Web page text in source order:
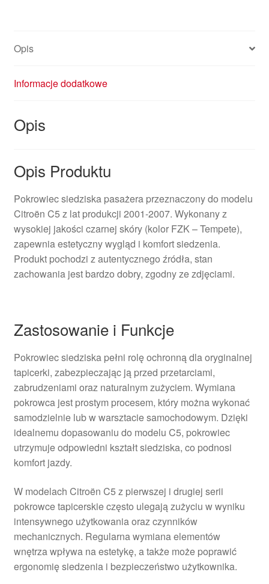
Opis
Informacje dodatkowe
Opis
Opis Produktu
Pokrowiec siedziska pasażera przeznaczony do modelu
Citroën C5 z lat produkcji 2001-2007. Wykonany z
wysokiej jakości czarnej skóry (kolor FZK – Tempete),
zapewnia estetyczny wygląd i komfort siedzenia.
Produkt pochodzi z autentycznego źródła, stan
zachowania jest bardzo dobry, zgodny ze zdjęciami.
Zastosowanie i Funkcje
Pokrowiec siedziska pełni rolę ochronną dla oryginalnej
tapicerki, zabezpieczając ją przed przetarciami,
zabrudzeniami oraz naturalnym zużyciem. Wymiana
pokrowca jest prostym procesem, który można wykonać
samodzielnie lub w warsztacie samochodowym. Dzięki
idealnemu dopasowaniu do modelu C5, pokrowiec
utrzymuje odpowiedni kształt siedziska, co podnosi
komfort jazdy.
W modelach Citroën C5 z pierwszej i drugiej serii
pokrowce tapicerskie często ulegają zużyciu w wyniku
intensywnego użytkowania oraz czynników
mechanicznych. Regularna wymiana elementów
wnętrza wpływa na estetykę, a także może poprawić
ergonomię siedzenia i bezpieczeństwo użytkownika.